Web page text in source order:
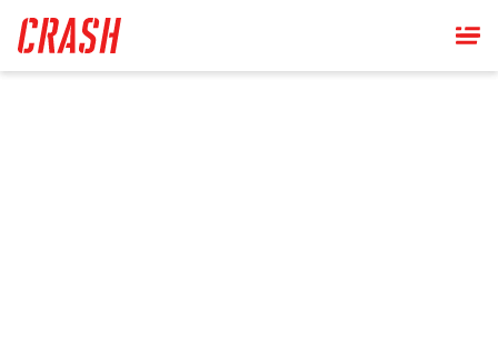
main
content